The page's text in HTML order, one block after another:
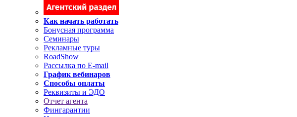
Как начать работать
Бонусная программа
Семинары
Рекламные туры
RoadShow
Рассылка по E-mail
График вебинаров
Способы оплаты
Реквизиты и ЭДО
Отчет агента
Фингарантии